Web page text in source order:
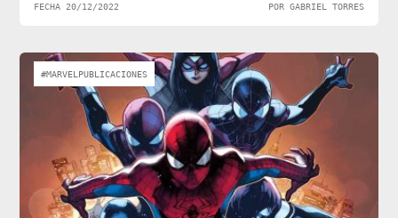
FECHA 20/12/2022 POR GABRIEL TORRES
#MARVELPUBLICACIONES